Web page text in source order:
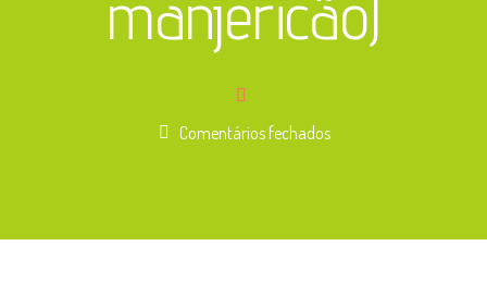
Comentários fechadosem